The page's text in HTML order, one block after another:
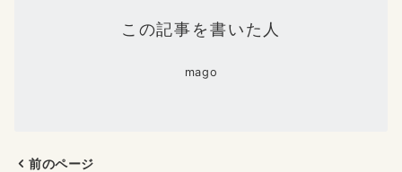
この記事を書いた人
mago
前のページ